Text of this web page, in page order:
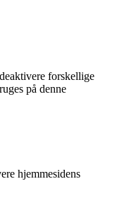
forskellige
på denne
hjemmesidens